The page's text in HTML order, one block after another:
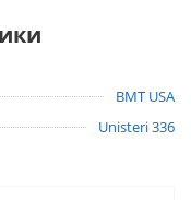
BMT USA
Unisteri 336